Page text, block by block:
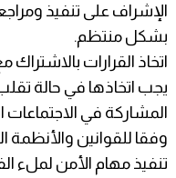
الإشراف على تنفيذ
بشكل منتظم.
اتخاذ القرارات بالاشتراك
يجب اتخاذها في حالة
المشاركة في الاجتماعات
وفقا للقوانين والأنظمة
تنفيذ مهام الأمن لملء